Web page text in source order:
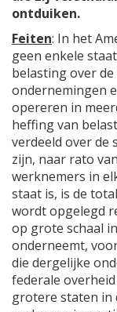
ontduiken.
Feiten: In het
geen enkele
belasting over
ondernemingen
opereren in
heffing van
verdeeld over de
zijn, naar rato
werknemers in
staat is, is de
wordt opgelegd
op grote schaal
onderneemt,
die dergelijke
federale
grotere staten in